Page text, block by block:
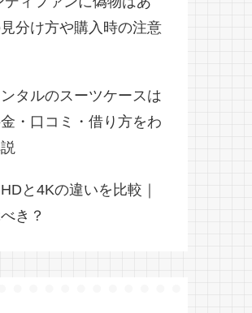
分け方や購入時の注意
タルのスーツケースは
・口コミ・借り方をわ
と4Kの違いを比較｜
き？